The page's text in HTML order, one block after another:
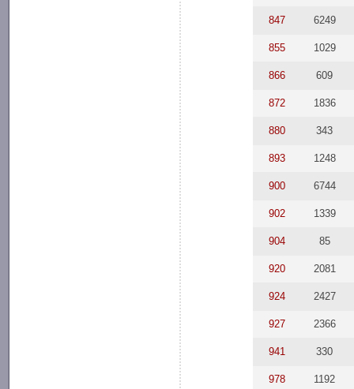
847 6249
855 1029
866 609
872 1836
880 343
893 1248
900 6744
902 1339
904 85
920 2081
924 2427
927 2366
941 330
978 1192